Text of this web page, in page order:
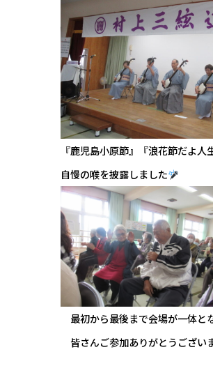
『鹿児島小原節』『浪花節だよ
自慢の喉を披露しました
最初から最後まで会場が一体と
皆さんご参加ありがとうござい